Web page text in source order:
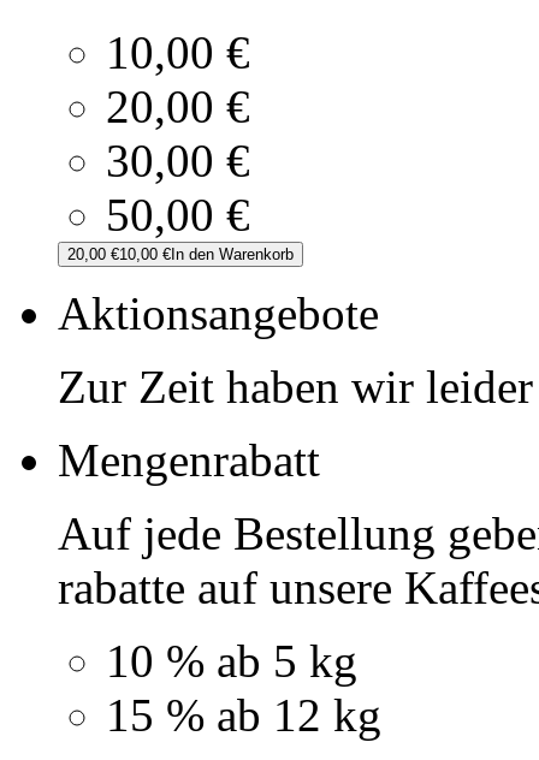
10,00 €
20,00 €
30,00 €
50,00 €
20,00 €10,00 €In den Warenkorb
Aktionsangebote
Zur Zeit haben wir
Mengenrabatt
Auf jede Bestellung
rabatte auf unsere
10 % ab 5 kg
15 % ab 12 kg